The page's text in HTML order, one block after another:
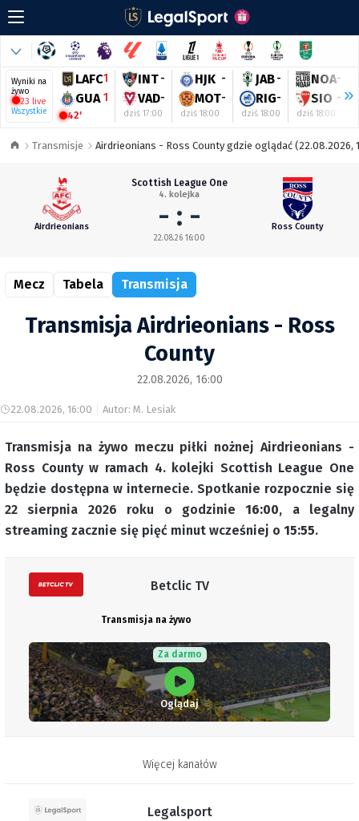
Wyniki na
żywo
23 live
Wszystkie
LAFC1
GUA 1
42'
INT-
VAD-
dziś 17:00
HJK -
MOT-
dziś 18:00
JAB-
RIG-
dziś 18:00
NOA-
SIO -
dziś 18:00
Transmisje Airdrieonians - Ross County gdzie oglądać (22.08.2026,
Airdrieonians
Scottish League One
4. kolejka
- : -
22.08.26 16:00
Ross County
Mecz Tabela Transmisja
Transmisja Airdrieonians - Ross
County
22.08.2026, 16:00
22.08.2026, 16:00 Autor: M. Lesiak
Transmisja na żywo meczu piłki nożnej Airdrieonians -
Ross County w ramach 4. kolejki Scottish League One
będzie dostępna w internecie. Spotkanie rozpocznie się
22 sierpnia 2026 roku o godzinie16:00, a legalny
streaming zacznie się pięć minut wcześniej o 15:55.
Betclic TV
Transmisja na żywo
Za darmo
Oglądaj
Więcej kanałów
Legalsport